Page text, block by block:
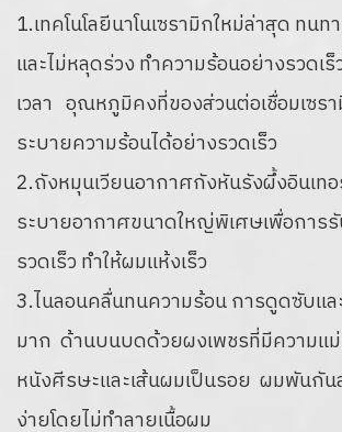
1.เทคโนโลยีนาโนเซรามิกใหม่ล่าสุด ท
และไม่หลุดร่วง ทำความร้อนอย่างรวดเ
เวลา อุณหภูมิคงที่ของส่วนต่อเชื่อมเซร
ระบายความร้อนได้อย่างรวดเร็ว
2.ถังหมุนเวียนอากาศกังหันรังผึ้งอินเท
ระบายอากาศขนาดใหญ่พิเศษเพื่อการ
รวดเร็ว ทำให้ผมแห้งเร็ว
3.ไนลอนคลื่นทนความร้อน การดูดซับแ
มาก ด้านบนบดด้วยผงเพชรที่มีความแม่
หนังศีรษะและเส้นผมเป็นรอย ผมพันกัน
ง่ายโดยไม่ทำลายเนื้อผม